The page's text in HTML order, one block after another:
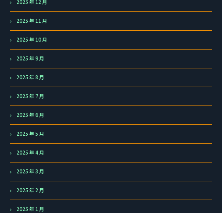
2025 年 12 月
2025 年 11 月
2025 年 10 月
2025 年 9 月
2025 年 8 月
2025 年 7 月
2025 年 6 月
2025 年 5 月
2025 年 4 月
2025 年 3 月
2025 年 2 月
2025 年 1 月